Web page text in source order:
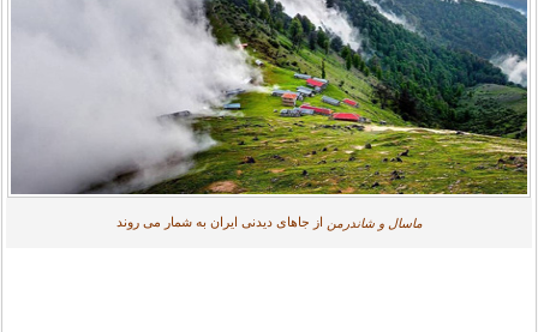
ماسال و شاندرمن از جاهای دیدنی ایران به شمار می روند